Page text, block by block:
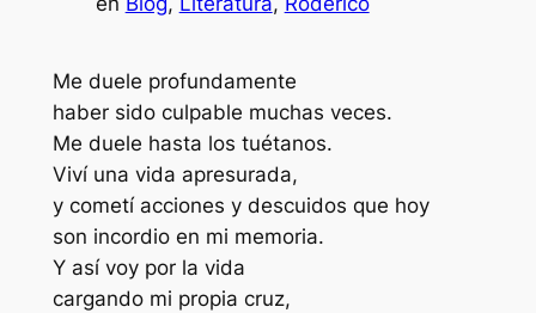
Me duele profundamente
haber sido culpable muchas veces.
Me duele hasta los tuétanos.
Viví una vida apresurada,
y cometí acciones y descuidos que hoy
son incordio en mi memoria.
Y así voy por la vida
cargando mi propia cruz,